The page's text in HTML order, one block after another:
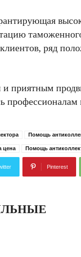
ряд
приятным
Помощь
цена Помощь
Pinterest